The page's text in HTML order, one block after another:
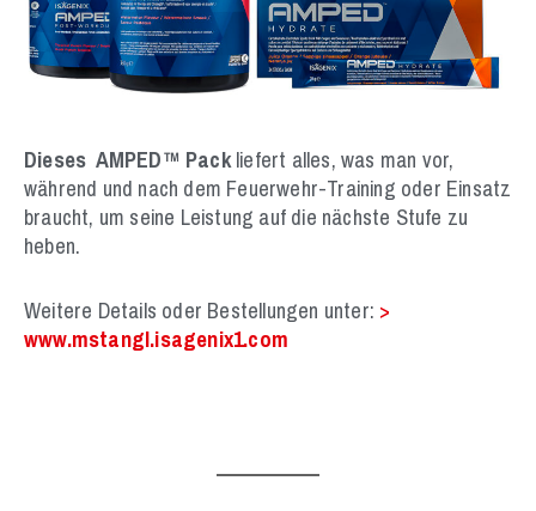
Dieses AMPED™ Packliefert alles, was man vor,
während und nach dem Feuerwehr-Training oder Einsatz
braucht, um seine Leistung auf die nächste Stufe zu
heben.
Weitere Details oderBestellungen unter:>
www.mstangl.isagenix1.com